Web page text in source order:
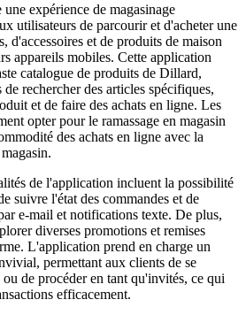
expérience de magasinage
utilisateurs de parcourir et d'acheter une
d'accessoires et de produits de maison
appareils mobiles. Cette application
catalogue de produits de Dillard,
rechercher des articles spécifiques,
et de faire des achats en ligne. Les
opter pour le ramassage en magasin
des achats en ligne avec la
de l'application incluent la possibilité
suivre l'état des commandes et de
e-mail et notifications texte. De plus,
diverses promotions et remises
L'application prend en charge un
permettant aux clients de se
de procéder en tant qu'invités, ce qui
efficacement.